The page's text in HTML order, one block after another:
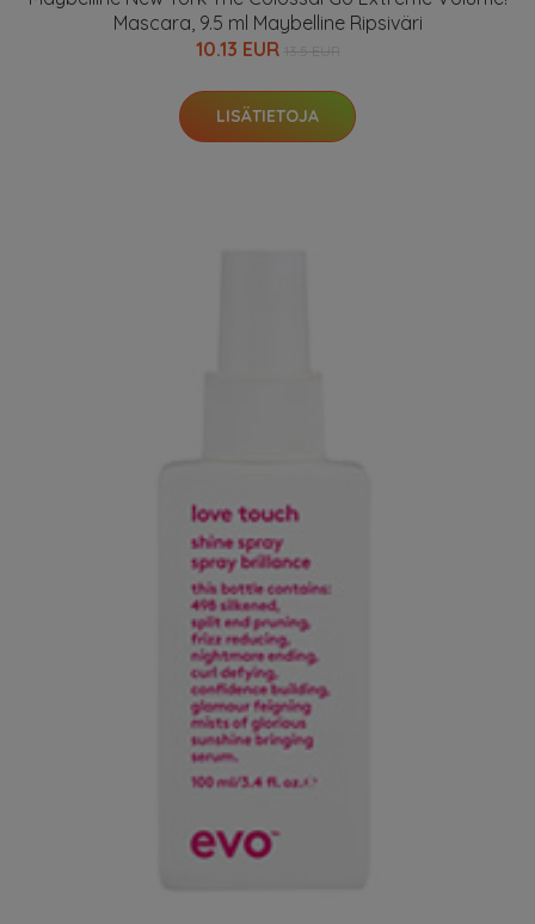
Mascara, 9.5 ml Maybelline Ripsiväri
10.13 EUR
LISÄTIETOJA